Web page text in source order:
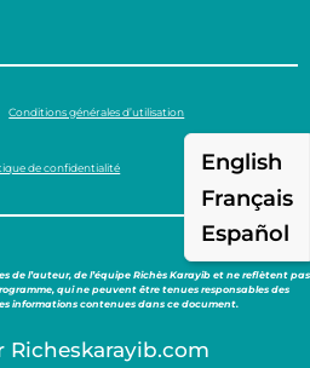
Conditions générales d’utilisation
de confidentialité
de l’auteur, de l’équipe Richès Karayib et ne reflètent pas
qui ne peuvent être tenues responsables des
informations contenues dans ce document.
Richeskarayib.com
English
Français
Español